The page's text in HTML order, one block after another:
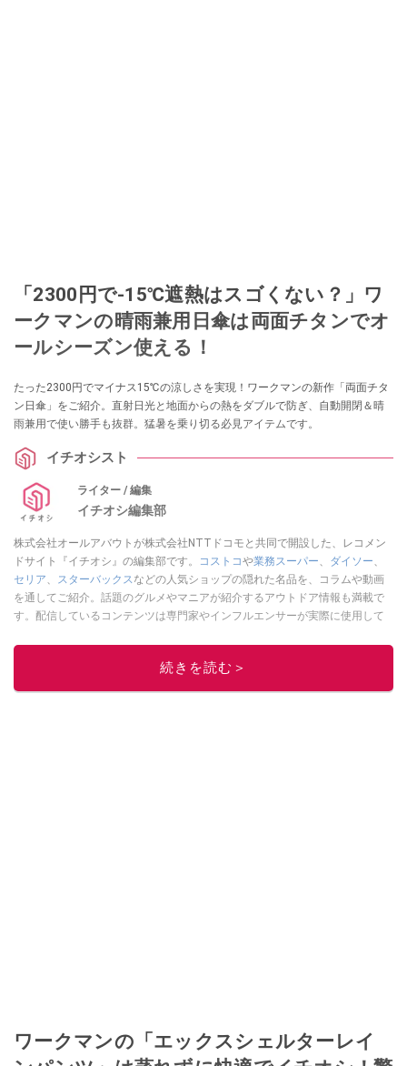
「2300円で-15℃遮熱はスゴくない？」ワ
ークマンの晴雨兼用日傘は両面チタンでオ
ールシーズン使える！
たった2300円でマイナス15℃の涼しさを実現！ワークマンの新作「両面チタ
ン日傘」をご紹介。直射日光と地面からの熱をダブルで防ぎ、自動開閉＆晴
雨兼用で使い勝手も抜群。猛暑を乗り切る必見アイテムです。
イチオシスト
ライター / 編集
イチオシ編集部
株式会社オールアバウトが株式会社NTTドコモと共同で開設した、レコメン
ドサイト『イチオシ』の編集部です。
コストコや業務スーパー ダイソー
セリア
スターバックス などの人気ショップの隠れた名品を、コラムや動画
を通してご紹介。話題のグルメやマニアが紹介するアウトドア情報も満載で
す。配信しているコンテンツは専門家やインフルエンサーが実際に使用して
ニュースでフォロー
続きを読む＞
ワークマンの「エックスシェルターレイ